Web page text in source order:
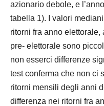
azionario debole, e
tabella 1). I valori
ritorni fra anno
pre- elettorale sono
non esserci differenze
test conferma che non ci
ritorni mensili degli anni
differenza nei ritorni fra